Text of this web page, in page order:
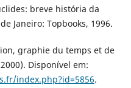
breve história da
Janeiro: Topbooks, 1996.
graphie du temps et de
Disponível em:
index.php?id=5856.